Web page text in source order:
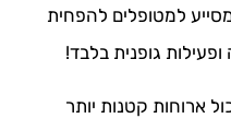
למטופלים להפחית
ארוחות קטנות יותר